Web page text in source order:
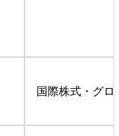
国際株式・グロ